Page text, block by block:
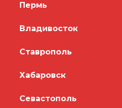
Пермь
Владивосток
Ставрополь
Хабаровск
Севастополь